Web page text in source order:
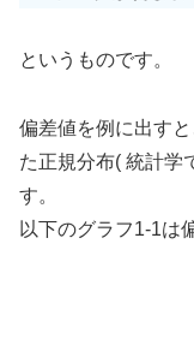
というものです。
偏差値を例に出す
た正規分布( 統計学
す。
以下のグラフ1-1は